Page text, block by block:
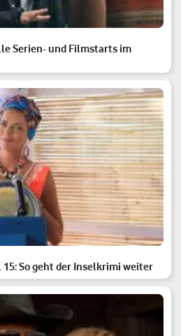
Serien- und Filmstarts im
So geht der Inselkrimi weiter